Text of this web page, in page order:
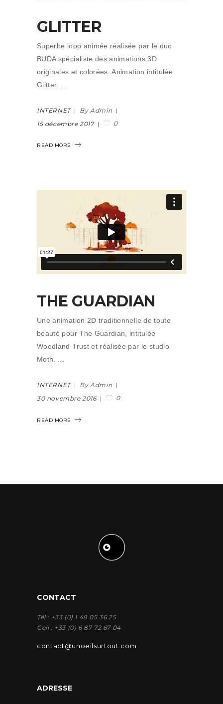
GLITTER
Superbe loop animée réalisée par le duo
BUDA spécialiste des animations 3D
originales et colorées. Animation intitulée
Glitter.
INTERNET
By Admin
15 décembre 2017
0
READ MORE
THE GUARDIAN
Une animation 2D traditionnelle de toute
beauté pour The Guardian, intitulée
Woodland Trust et réalisée par le studio
Moth.
INTERNET
By Admin
30 novembre 2016
0
READ MORE
CONTACT
Tél : +33 (0) 1 48 05 36 25
Cell : +33 (0) 6 87 72 67 04
contact@unoeilsurtout.com
ADRESSE